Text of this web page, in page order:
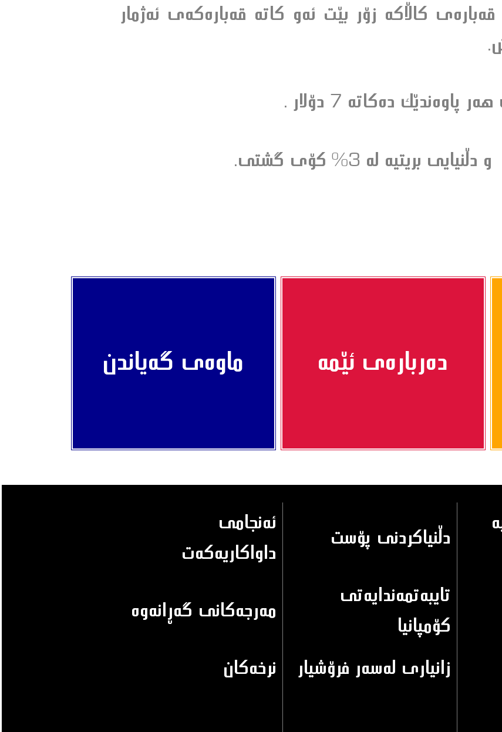
قه‌باره‌ى كاڵاكه‌ زۆر بێت ئه‌و كاته‌ قه‌باره‌كه‌ى ئه‌ژمار
ده‌كاته‌ 7 دۆلار .
بريتيه‌ له‌ 3% كۆى گشتى.
دڵنياكردنى پۆست
ئه‌نجامى
داواكاريه‌كه‌ت
تايبه‌تمه‌ندايه‌تى
كۆمپانيا
مه‌رجه‌كانى گه‌ڕانه‌وه‌‌‌‌
زانيارى له‌سه‌ر فرۆشيار نرخه‌كان